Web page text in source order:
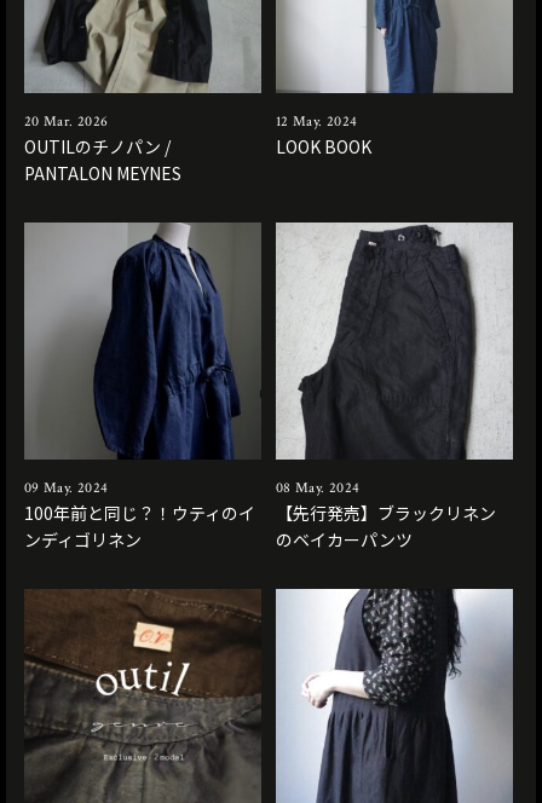
20 Mar. 2026
OUTILのチノパン /
PANTALON MEYNES
12 May. 2024
LOOK BOOK
09 May. 2024
100年前と同じ？！ウティのイ
ンディゴリネン
08 May. 2024
【先行発売】ブラックリネン
のベイカーパンツ